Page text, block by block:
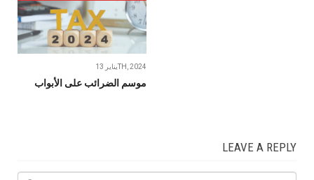
يناير 13TH, 2024
موسم الضرائب على الأبواب
LEAVE A REPLY